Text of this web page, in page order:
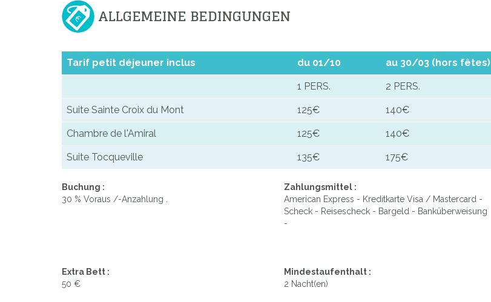
ALLGEMEINE BEDINGUNGEN
Tarif petit déjeuner inclus du 01/10 au 30/03 (hors fêtes)
1 PERS. 2 PERS.
Suite Sainte Croix du Mont 125€ 140€
Chambre de l'Amiral 125€ 140€
Suite Tocqueville 135€ 175€
Buchung :
30 % Voraus /-Anzahlung .
Zahlungsmittel :
American Express - Kreditkarte Visa / Mastercard -
Scheck - Reisescheck - Bargeld - Banküberweisung
-
Extra Bett :
50 €
Mindestaufenthalt :
2 Nacht(en)